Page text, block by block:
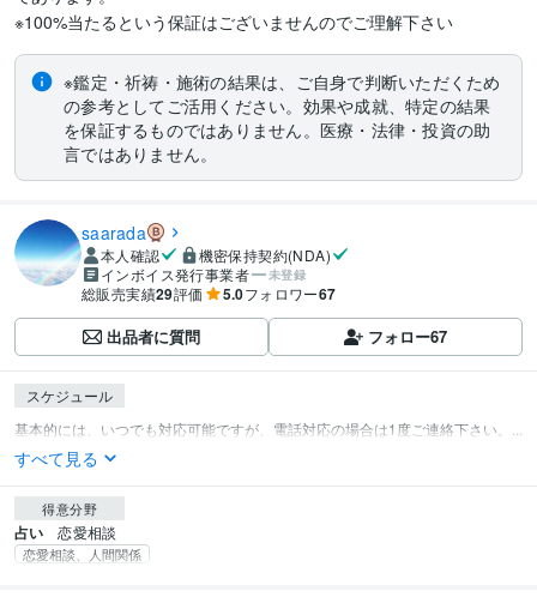
※100%当たるという保証はございませんのでご理解下さい
※鑑定・祈祷・施術の結果は、ご自身で判断いただくため
の参考としてご活用ください。効果や成就、特定の結果
を保証するものではありません。医療・法律・投資の助
言ではありません。
saarada
本人確認
機密保持契約(NDA)
インボイス発行事業者
未登録
総販売実績29評価 5.0フォロワー67
出品者に質問 フォロー67
スケジュール
すべて見る
得意分野
占い 恋愛相談
恋愛相談、人間関係